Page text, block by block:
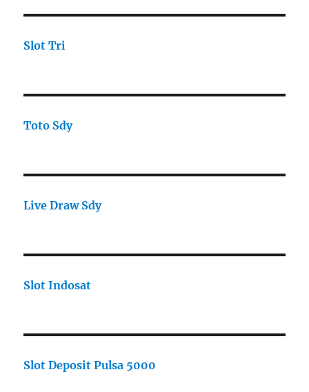
Slot Tri
Toto Sdy
Live Draw Sdy
Slot Indosat
Slot Deposit Pulsa 5000